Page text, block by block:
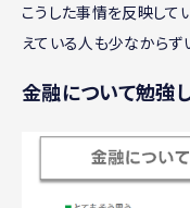
こうした事情を反映して
えている人も少なからず
金融について勉強